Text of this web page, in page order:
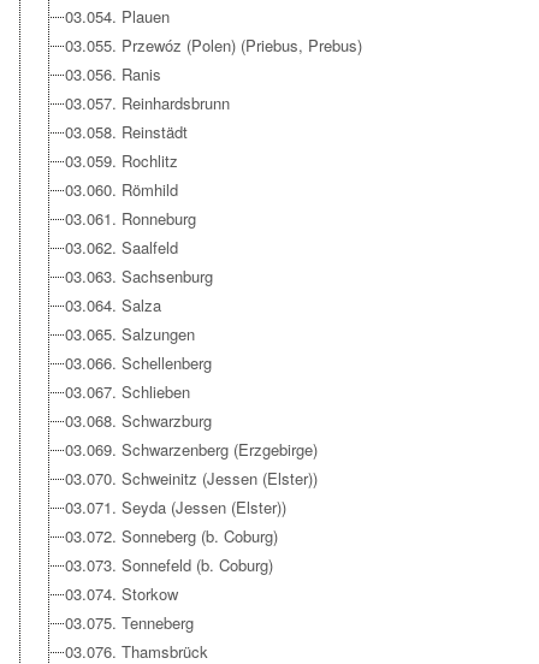
03.054. Plauen
03.055. Przewóz (Polen) (Priebus, Prebus)
03.056. Ranis
03.057. Reinhardsbrunn
03.058. Reinstädt
03.059. Rochlitz
03.060. Römhild
03.061. Ronneburg
03.062. Saalfeld
03.063. Sachsenburg
03.064. Salza
03.065. Salzungen
03.066. Schellenberg
03.067. Schlieben
03.068. Schwarzburg
03.069. Schwarzenberg (Erzgebirge)
03.070. Schweinitz (Jessen (Elster))
03.071. Seyda (Jessen (Elster))
03.072. Sonneberg (b. Coburg)
03.073. Sonnefeld (b. Coburg)
03.074. Storkow
03.075. Tenneberg
03.076. Thamsbrück